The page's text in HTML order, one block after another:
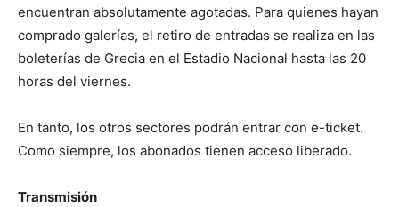
encuentran absolutamente agotadas. Para quienes hayan
comprado galerías, el retiro de entradas se realiza en las
boleterías de Grecia en el Estadio Nacional hasta las 20
horas del viernes.
En tanto, los otros sectores podrán entrar con e-ticket.
Como siempre, los abonados tienen acceso liberado.
Transmisión